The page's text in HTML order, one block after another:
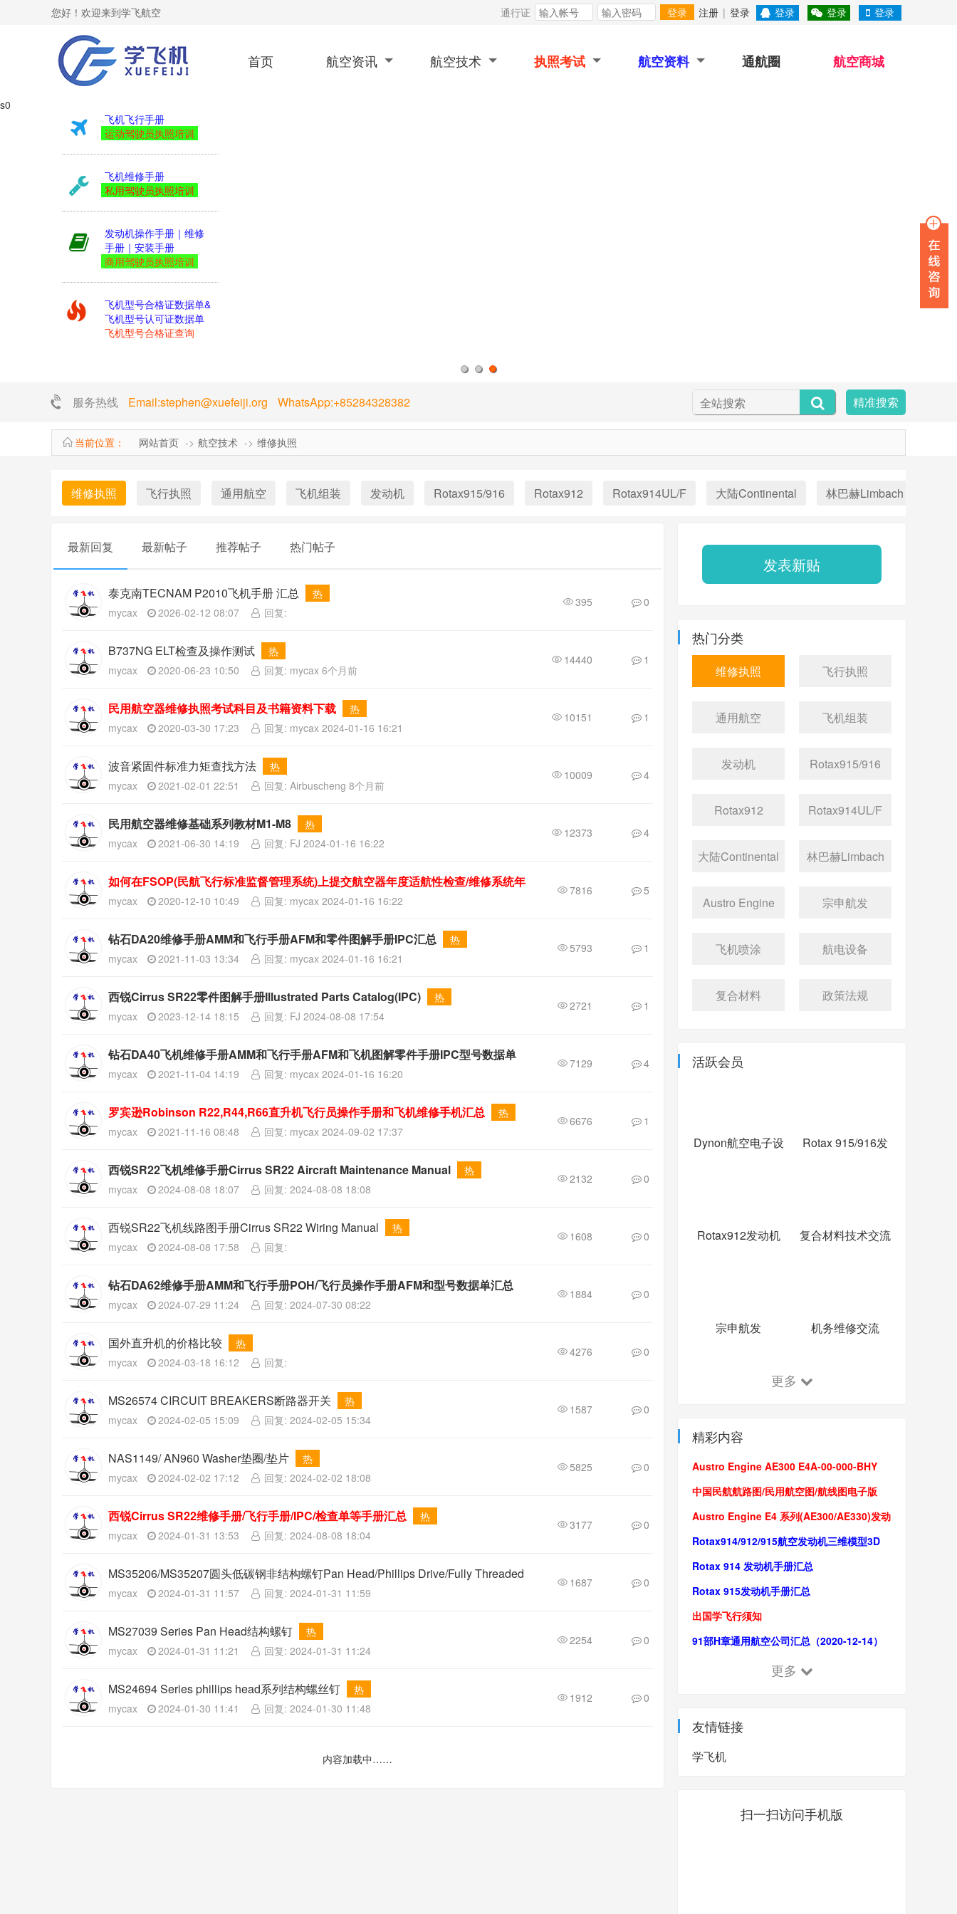
您好！欢迎来到学飞航空 通行证 登录 注册 | 登录 登录 登录 登录
首页 航空资讯 航空技术 执照考试 航空资料 通航圈 航空商城
s0
飞机飞行手册
运动驾驶员执照培训
飞机维修手册
私用驾驶员执照培训
发动机操作手册｜维修
手册｜安装手册
商用驾驶员执照培训
飞机型号合格证数据单&
飞机型号认可证数据单
飞机型号合格证查询
服务热线 Email:stephen@xuefeiji.org WhatsApp:+85284328382 精准搜索
当前位置： 网站首页 航空技术 维修执照
维修执照 飞行执照 通用航空 飞机组装 发动机 Rotax915/916 Rotax912 Rotax914UL/F 大陆Continental 林巴赫Limbach
最新回复 最新帖子 推荐帖子 热门帖子
泰克南TECNAM P2010飞机手册 汇总
热
mycax
2026-02-12 08:07 回复:
395 0
B737NG ELT检查及操作测试
热
mycax
2020-06-23 10:50 回复: mycax 6个月前
14440 1
民用航空器维修执照考试科目及书籍资料下载
热
mycax
2020-03-30 17:23 回复: mycax 2024-01-16 16:21
10151 1
波音紧固件标准力矩查找方法
热
mycax
2021-02-01 22:51 回复: Airbuscheng 8个月前
10009 4
民用航空器维修基础系列教材M1-M8
热
mycax
2021-06-30 14:19 回复: FJ 2024-01-16 16:22
12373 4
如何在FSOP(民航飞行标准监督管理系统)上提交航空器年度适航性检查/维修系统年
度检查
热
mycax 2020-12-10 10:49 回复: mycax 2024-01-16 16:22
7816 5
钻石DA20维修手册AMM和飞行手册AFM和零件图解手册IPC汇总
热
mycax
2021-11-03 13:34 回复: mycax 2024-01-16 16:21
5793 1
西锐Cirrus SR22零件图解手册Illustrated Parts Catalog(IPC)
热
mycax
2023-12-14 18:15 回复: FJ 2024-08-08 17:54
2721 1
钻石DA40飞机维修手册AMM和飞行手册AFM和飞机图解零件手册IPC型号数据单
TCDS汇总
热
mycax 2021-11-04 14:19 回复: mycax 2024-01-16 16:20
7129 4
罗宾逊Robinson R22,R44,R66直升机飞行员操作手册和飞机维修手机汇总
热
mycax
2021-11-16 08:48 回复: mycax 2024-09-02 17:37
6676 1
西锐SR22飞机维修手册Cirrus SR22 Aircraft Maintenance Manual
热
mycax
2024-08-08 18:07 回复: 2024-08-08 18:08
2132 0
西锐SR22飞机线路图手册Cirrus SR22 Wiring Manual
热
mycax
2024-08-08 17:58 回复:
1608 0
钻石DA62维修手册AMM和飞行手册POH/飞行员操作手册AFM和型号数据单汇总
热
mycax 2024-07-29 11:24 回复: 2024-07-30 08:22
1884 0
国外直升机的价格比较
热
mycax
2024-03-18 16:12 回复:
4276 0
MS26574 CIRCUIT BREAKERS断路器开关
热
mycax
2024-02-05 15:09 回复: 2024-02-05 15:34
1587 0
NAS1149/ AN960 Washer垫圈/垫片
热
mycax
2024-02-02 17:12 回复: 2024-02-02 18:08
5825 0
西锐Cirrus SR22维修手册/飞行手册/IPC/检查单等手册汇总
热
mycax
2024-01-31 13:53 回复: 2024-08-08 18:04
3177 0
MS35206/MS35207圆头低碳钢非结构螺钉Pan Head/Phillips Drive/Fully Threaded
热
mycax 2024-01-31 11:57 回复: 2024-01-31 11:59
1687 0
MS27039 Series Pan Head结构螺钉
热
mycax
2024-01-31 11:21 回复: 2024-01-31 11:24
2254 0
MS24694 Series phillips head系列结构螺丝钉
热
mycax
2024-01-30 11:41 回复: 2024-01-30 11:48
1912 0
内容加载中……
发表新贴
热门分类
维修执照 飞行执照
通用航空 飞机组装
发动机 Rotax915/916
Rotax912 Rotax914UL/F
大陆Continental 林巴赫Limbach
Austro Engine 宗申航发
飞机喷涂 航电设备
复合材料 政策法规
活跃会员
Dynon航空电子设
Rotax 915/916发
Rotax912发动机 复合材料技术交流
宗申航发 机务维修交流
更多
精彩内容
Austro Engine AE300 E4A-00-000-BHY
Scope of supply发动机供应组件
​中国民航航路图/民用航空图/航线图电子版
(2022更新)
Austro Engine E4 系列(AE300/AE330)发动
机操作手册/维修手册
Rotax914/912/915航空发动机三维模型3D
Model(IGS/stp/X_t格式)
Rotax 914 发动机手册汇总
Rotax 915发动机手册汇总
出国学飞行须知
91部H章通用航空公司汇总（2020-12-14）
更多
友情链接
学飞机
扫一扫访问手机版